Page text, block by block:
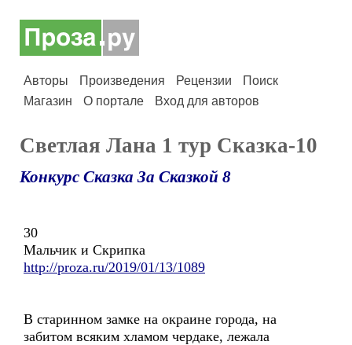
Авторы Произведения Рецензии
Поиск
Магазин
О портале Вход для авторов
Светлая Лана 1 тур Сказка-10
Конкурс Сказка За Сказкой 8
30
Мальчик и Скрипка
http://proza.ru/2019/01/13/1089
В старинном замке на окраине города, на
забитом всяким хламом чердаке, лежала